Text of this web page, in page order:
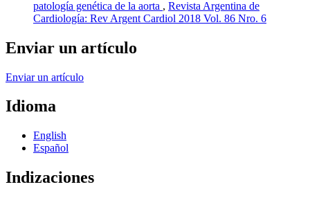
patología genética de la aorta , Revista Argentina de
Cardiología: Rev Argent Cardiol 2018 Vol. 86 Nro. 6
Enviar un artículo
Enviar un artículo
Idioma
English
Español
Indizaciones